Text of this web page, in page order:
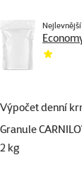
Nejlevnější
Výpočet denní
Granule
2 kg